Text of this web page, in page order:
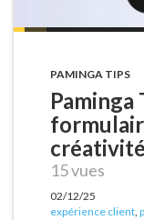
PAMINGA TIPS
Paminga
15 vues
02/12/25
expérience client,